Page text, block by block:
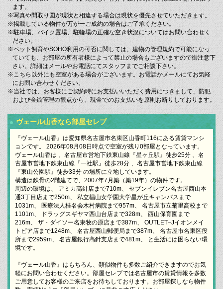
ます。
※写真や間取り図が現状と相違する場合は現状を優先させていただきます。
※掲載している物件が万が一ご成約の場合はご了承ください。
※駐車場、バイク置場、駐輪場の正確な空き状況についてはお問い合わせく
ださい。
※ペット飼育やSOHO利用の可否に関しては、建物の管理規約で可能になっ
ていても、お部屋の所有者様によって禁止の場合もございますので御注意下
さい。詳細はメールやお電話にてスタッフまでご相談下さい。
※こちら以外にも空室がある場合がございます。お電話かメールにてお気軽
にお問い合わせください。
※当社では、お客様にご契約時にお支払いいただく費用につきまして、防犯
および金銭管理の観点から、現金でのお支払いを原則お断りしております。
ヴェール山香なら部屋セレブ
『ヴェール山香』は愛知県名古屋市名東区山香町116にある賃貸マンシ
ョンです。 2026年08月08日時点で空室が残り0部屋となっています。
ヴェール山香は 、名古屋市営地下鉄東山線『星ヶ丘駅』徒歩25分 、名
古屋市営地下鉄東山線『一社駅』徒歩28分 、名古屋市営地下鉄東山線
『東山公園駅』徒歩33分 の場所に立地しています。
構造は鉄骨の2階建てで、2007年7月築（築19年）の物件です。
周辺の環境は、 アミカ高針店まで710m、 セブンイレブン名古屋西山本
通3丁目店まで250m、 私立椙山女学園大学星が丘キャンパスまで
1031m、 医療法人桂名会木村病院まで957m、 名古屋市立菊里高校まで
1101m、 ドラッグスギヤマ西山台店まで328m、 西山保育園まで
216m、 ザ・ダイソー名東牧の原店まで387m、 OUTLET−Jイオンメイ
トピア店まで1248m、 名古屋西山郵便局まで387m、 名古屋市名東区役
所まで2959m、 名古屋銀行高針支店まで481m、 と生活には困らない環
境です。
『ヴェール山香』はもちろん、類似物件も多数ご紹介できますのでお気
軽にお問い合わせください。部屋セレブでは名古屋市の賃貸情報を多数
ご用意してお客様のご来店をお待ちしております。お部屋探しなら物件